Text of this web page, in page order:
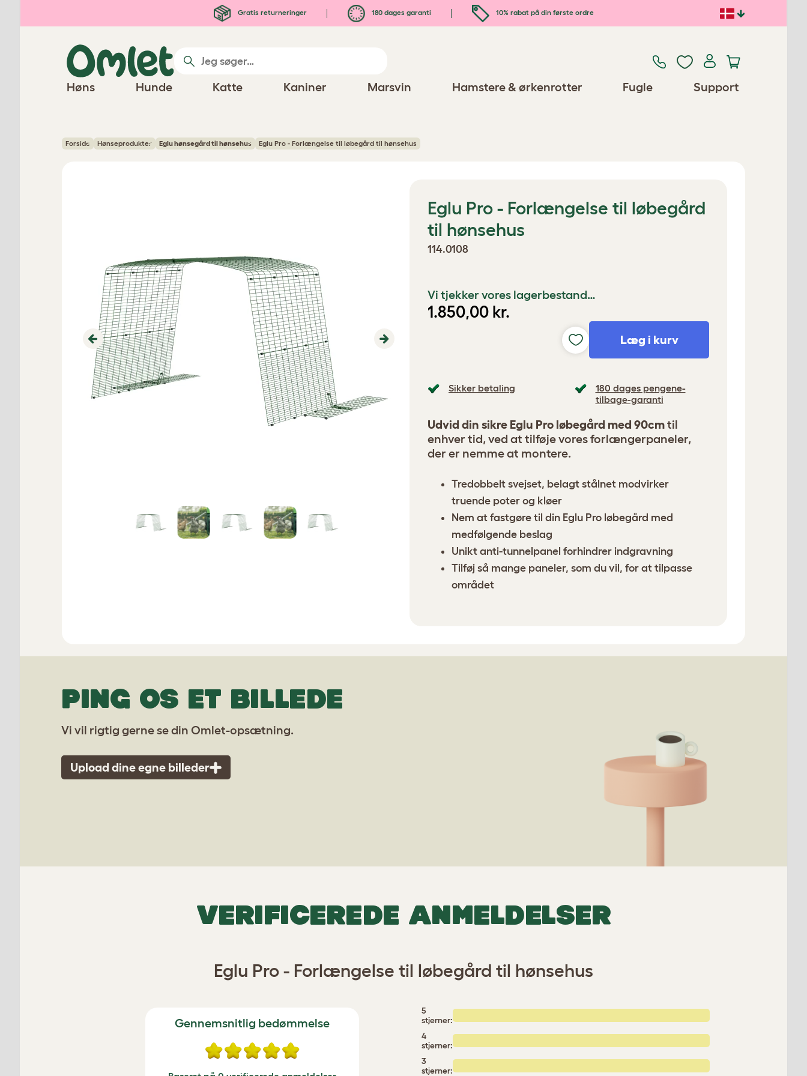
Gratis returneringer 180 dages garanti 10% rabat på din første ordre
Høns Hunde Katte Kaniner Marsvin Hamstere & ørkenrotter Fugle Support
Forside Hønseprodukter Eglu hønsegård til hønsehus Eglu Pro - Forlængelse til løbegård til hønsehus
Previous Next
Eglu Pro - Forlængelse til løbegård
til hønsehus
114.0108
Vi tjekker vores lagerbestand…
1.850,00 kr.
Læg i kurv
Sikker betaling
180 dages pengene-
tilbage-garanti
Udvid din sikre Eglu Pro løbegård med 90cmtil
enhver tid, ved at tilføje vores forlængerpaneler,
der er nemme at montere.
Tredobbelt svejset, belagt stålnet modvirker
truende poter og kløer
Nem at fastgøre til din Eglu Pro løbegård med
medfølgende beslag
Unikt anti-tunnelpanel forhindrer indgravning
Tilføj så mange paneler, som du vil, for at tilpasse
området
PING OS ET BILLEDE
Vi vil rigtig gerne se din Omlet-opsætning.
Upload dine egne billeder
VERIFICEREDE ANMELDELSER
Eglu Pro - Forlængelse til løbegård til hønsehus
Gennemsnitlig bedømmelse
5
stjerner:
4
stjerner:
3
stjerner: